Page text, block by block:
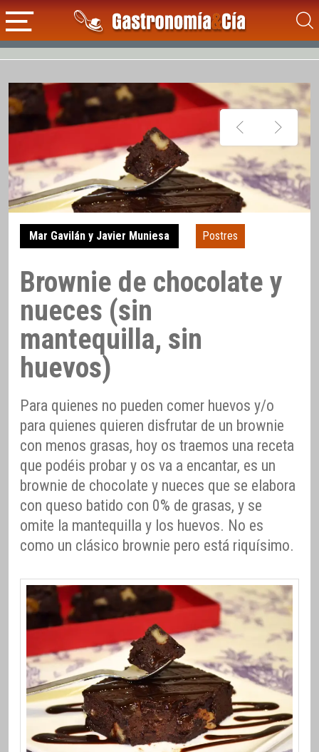
Mar Gavilán y Javier Muniesa Postres
Brownie de chocolate y
nueces (sin
mantequilla, sin
huevos)
Para quienes no pueden comer huevos y/o
para quienes quieren disfrutar de un brownie
con menos grasas, hoy os traemos una receta
que podéis probar y os va a encantar, es un
brownie de chocolate y nueces que se elabora
con queso batido con 0% de grasas, y se
omite la mantequilla y los huevos. No es
como un clásico brownie pero está riquísimo.